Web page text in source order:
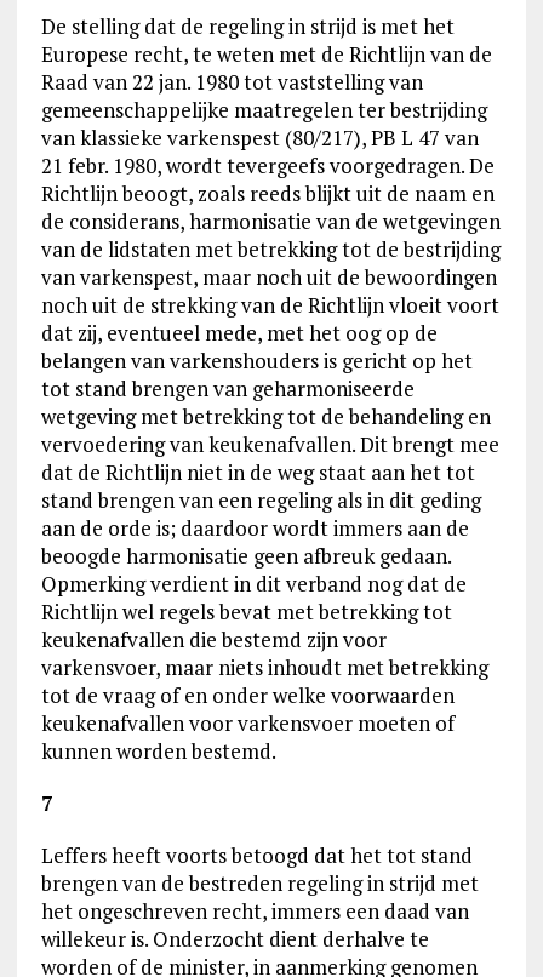
De stelling dat de regeling in strijd is met het
Europese recht, te weten met de Richtlijn van de
Raad van 22 jan. 1980 tot vaststelling van
gemeenschappelijke maatregelen ter bestrijding
van klassieke varkenspest (80/217), PB L 47 van
21 febr. 1980, wordt tevergeefs voorgedragen. De
Richtlijn beoogt, zoals reeds blijkt uit de naam en
de considerans, harmonisatie van de wetgevingen
van de lidstaten met betrekking tot de bestrijding
van varkenspest, maar noch uit de bewoordingen
noch uit de strekking van de Richtlijn vloeit voort
dat zij, eventueel mede, met het oog op de
belangen van varkenshouders is gericht op het
tot stand brengen van geharmoniseerde
wetgeving met betrekking tot de behandeling en
vervoedering van keukenafvallen. Dit brengt mee
dat de Richtlijn niet in de weg staat aan het tot
stand brengen van een regeling als in dit geding
aan de orde is; daardoor wordt immers aan de
beoogde harmonisatie geen afbreuk gedaan.
Opmerking verdient in dit verband nog dat de
Richtlijn wel regels bevat met betrekking tot
keukenafvallen die bestemd zijn voor
varkensvoer, maar niets inhoudt met betrekking
tot de vraag of en onder welke voorwaarden
keukenafvallen voor varkensvoer moeten of
kunnen worden bestemd.
7
Leffers heeft voorts betoogd dat het tot stand
brengen van de bestreden regeling in strijd met
het ongeschreven recht, immers een daad van
willekeur is. Onderzocht dient derhalve te
worden of de minister, in aanmerking genomen